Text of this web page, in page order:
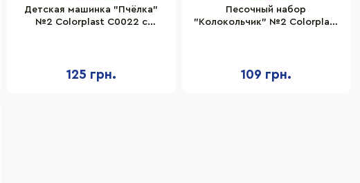
Детская машинка "Пчёлка"
№2 Colorplast C0022 с
125 грн.
Песочный набор
"Колокольчик" №2 Colorplast
109 грн.